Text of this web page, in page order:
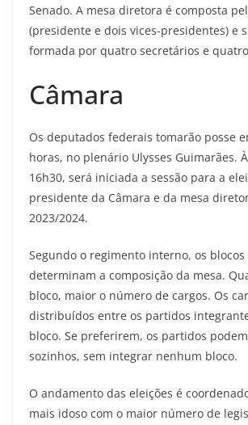
Senado. A mesa diretora é composta
(presidente e dois vices-presidentes) e
formada por quatro secretários e
Câmara
Os deputados federais tomarão posse
horas, no plenário Ulysses Guimarães.
16h30, será iniciada a sessão para a
presidente da Câmara e da mesa
2023/2024.
Segundo o regimento interno, os
determinam a composição da mesa.
bloco, maior o número de cargos. Os
distribuídos entre os partidos
bloco. Se preferirem, os partidos
sozinhos, sem integrar nenhum bloco.
O andamento das eleições é
mais idoso com o maior número de